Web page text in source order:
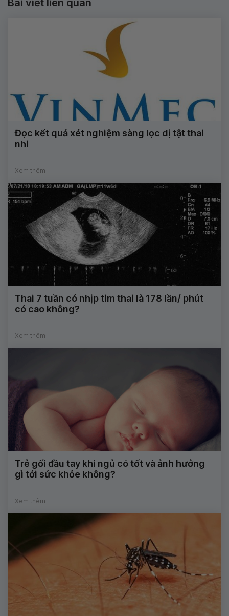
Bài viết liên quan
Đọc kết quả xét nghiệm sàng lọc dị tật thai
nhi
Xem thêm
Thai 7 tuần có nhịp tim thai là 178 lần/ phút
có cao không?
Xem thêm
Trẻ gối đầu tay khi ngủ có tốt và ảnh hưởng
gì tới sức khỏe không?
Xem thêm